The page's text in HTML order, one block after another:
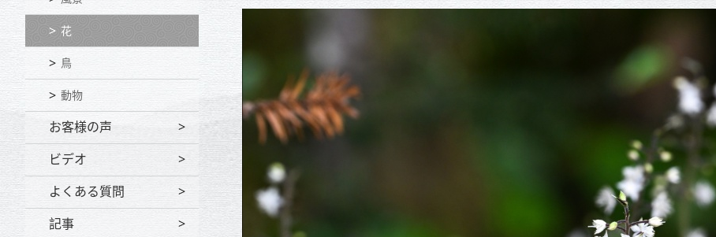
花
鳥
動物
お客様の声
ビデオ
よくある質問
記事